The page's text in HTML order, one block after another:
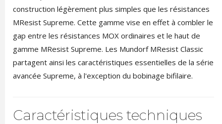
construction légèrement plus simples que les résistances
MResist Supreme. Cette gamme vise en effet à combler le
gap entre les résistances MOX ordinaires et le haut de
gamme MResist Supreme. Les Mundorf MResist Classic
partagent ainsi les caractéristiques essentielles de la série
avancée Supreme, à l'exception du bobinage bifilaire.
Caractéristiques techniques